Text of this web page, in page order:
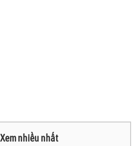
Xem nhiều nhất